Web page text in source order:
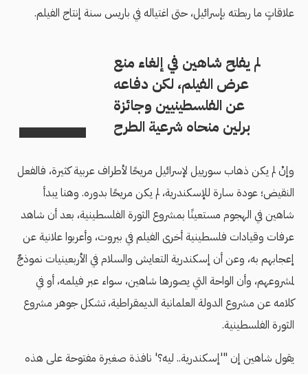
علاقاتٍ ما ربطته بإسرائيل، حتى اغتياله في باريس سنة إنتاج الفيلم.
لم يفلح شاهين في إلغاء منع
عرض الفيلم، لكن دفاعه
عن الفلسطينيين وجائزة
برلين منحاه شرعية الطرح
وإنْ لم يكن ذهاب سورييل لإسرائيل مريحًا لأطراف عربية كثيرة، فالفعل
النقيض؛ عودة سارة للإسكندرية، لم يكن مريحًا بدوره. وهنا يبدأ
شاهين في الهجوم مستعينًا بمشروع الثورة الفلسطينية، بعد أن شاهد
عرفات وقيادات فلسطينية أخرى الفيلم في بيروت، وأعربوا علانية عن
إعجابهم به، وعن أن إسكندرية التعايش والسلام في الأربعينيات نموذجٌ
لمشروعهم، وأن الواحة التي يصورها شاهين، سواء عبر فيلمه، أو في
كلامه عن مشروع الدولة العلمانية الديمقراطية، تشكل جوهر مشروع
الثورة الفلسطينية.
يقول شاهين إن "'إسكندرية.. ليه؟' نافذة صغيرة مفتوحة على هذه